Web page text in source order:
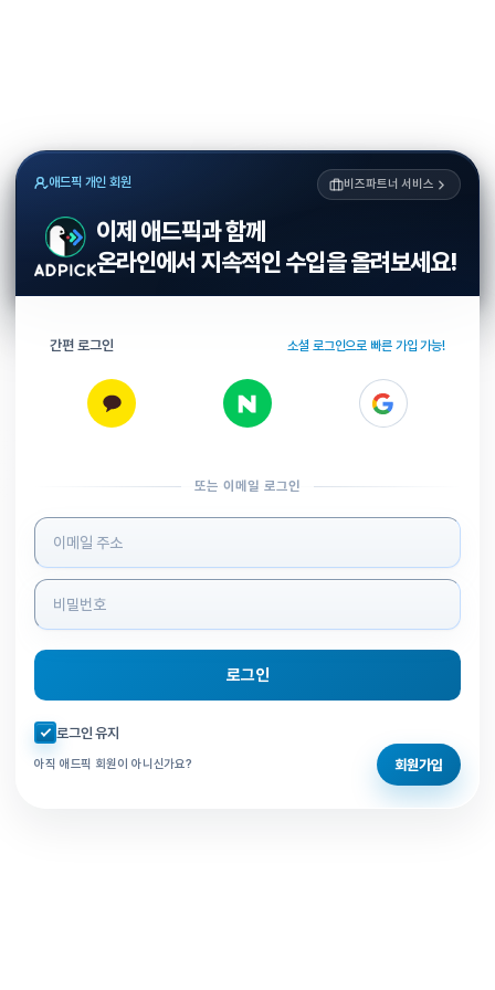
애드픽 개인 회원 비즈파트너 서비스
이제 애드픽과 함께
온라인에서 지속적인 수입을 올려보세요!
간편 로그인 소셜 로그인으로 빠른 가입 가능!
또는 이메일 로그인
로그인 정보 입력
로그인
자동로그인 체크
로그인 유지
아직 애드픽 회원이 아니신가요? 회원가입